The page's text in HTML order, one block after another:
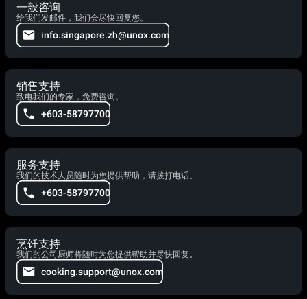
一般咨询
给我们发邮件，我们会尽快回复您。
info.singapore.zh@unox.com
销售支持
致电我们的专家，免费咨询。
+603-58797700
服务支持
我们的技术人员随时为您提供帮助，请拨打电话。
+603-58797700
烹饪支持
我们的公司厨师将随时为您提供帮助并尽快回复。
cooking.support@unox.com